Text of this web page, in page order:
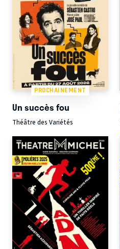
PROCHAINEMENT
Un succès fou
Théâtre des Variétés